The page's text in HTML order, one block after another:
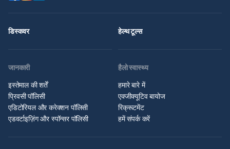
डिस्कवर हेल्थ टूल्स
जानकारी
इस्तेमाल की शर्तें
प्रिवसी पॉलिसी
एडिटोरियल और करेक्शन पॉलिसी
एडवर्टाइज़िंग और स्पॉन्सर पॉलिसी
हैलो स्वास्थ्य
हमारे बारे में
एक्जीक्यूटिव बायोज
रिक्रूटमेंट
हमें संपर्क करें